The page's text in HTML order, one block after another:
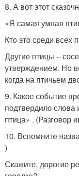
8. А вот этот
«Я самая умная
Кто это среди всех
Другие птицы –
утверждением. Но
когда на птичьем
9. Какое событие
подтвердило
птица» . (Разговор
10. Вспомните
)
Скажите, дорогие